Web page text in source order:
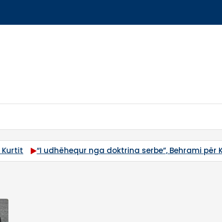
nga doktrina serbe”, Behrami për Kurtin: Durimi